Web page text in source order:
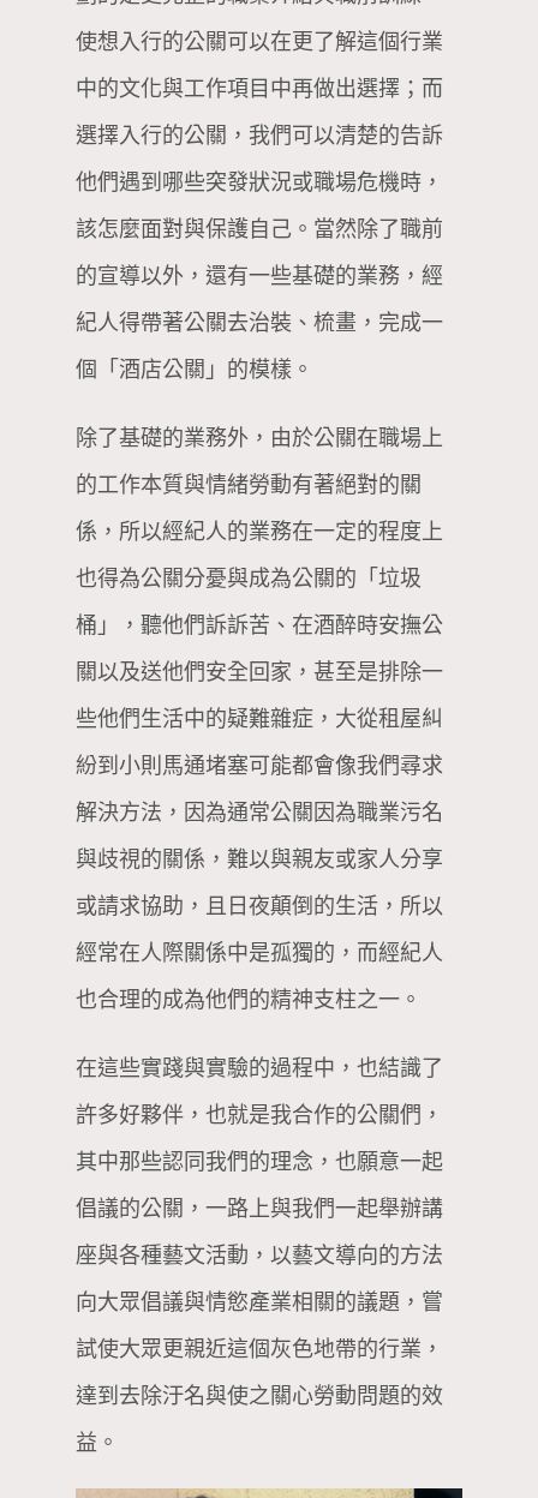
使想入行的公關可以在更了解這個行業
中的文化與工作項目中再做出選擇；而
選擇入行的公關，我們可以清楚的告訴
他們遇到哪些突發狀況或職場危機時，
該怎麼面對與保護自己。當然除了職前
的宣導以外，還有一些基礎的業務，經
紀人得帶著公關去治裝、梳畫，完成一
個「酒店公關」的模樣。
除了基礎的業務外，由於公關在職場上
的工作本質與情緒勞動有著絕對的關
係，所以經紀人的業務在一定的程度上
也得為公關分憂與成為公關的「垃圾
桶」，聽他們訴訴苦、在酒醉時安撫公
關以及送他們安全回家，甚至是排除一
些他們生活中的疑難雜症，大從租屋糾
紛到小則馬通堵塞可能都會像我們尋求
解決方法，因為通常公關因為職業污名
與歧視的關係，難以與親友或家人分享
或請求協助，且日夜顛倒的生活，所以
經常在人際關係中是孤獨的，而經紀人
也合理的成為他們的精神支柱之一。
在這些實踐與實驗的過程中，也結識了
許多好夥伴，也就是我合作的公關們，
其中那些認同我們的理念，也願意一起
倡議的公關，一路上與我們一起舉辦講
座與各種藝文活動，以藝文導向的方法
向大眾倡議與情慾產業相關的議題，嘗
試使大眾更親近這個灰色地帶的行業，
達到去除汙名與使之關心勞動問題的效
益。